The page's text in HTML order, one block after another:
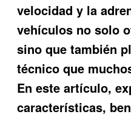
velocidad y la
vehículos no solo
sino que también
técnico que
En este artículo,
características,